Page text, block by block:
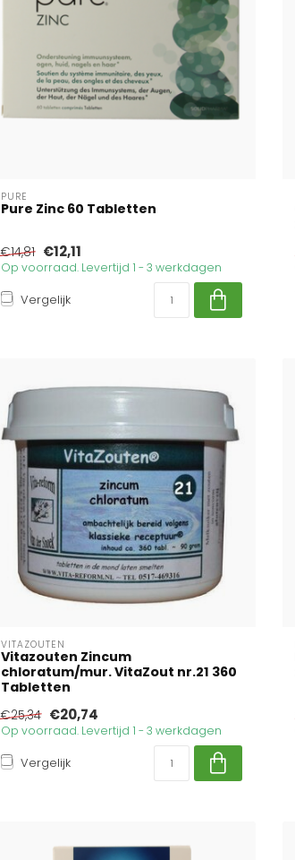
PURE
Pure Zinc 60 Tabletten
€14,81 €12,11
Op voorraad. Levertijd 1 - 3 werkdagen
Vergelijk
VITAZOUTEN
Vitazouten Zincum
chloratum/mur. VitaZout nr.21 360
Tabletten
€25,34 €20,74
Op voorraad. Levertijd 1 - 3 werkdagen
Vergelijk